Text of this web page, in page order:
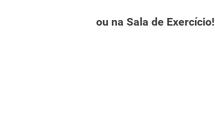
ou na Sala de Exercício!